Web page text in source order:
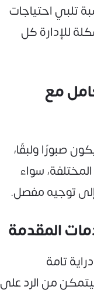
تلبي احتياجات
للإدارة كل
مع
صبورًا ولبقًا،
سواء
إلى توجيه مفصل.
تامة
من الرد على